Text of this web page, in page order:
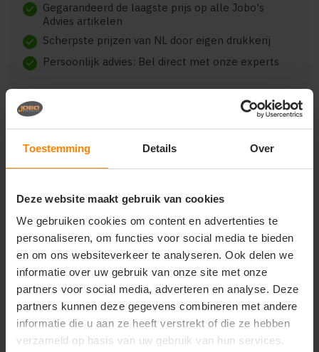
Toestemming Details Over
Deze website maakt gebruik van cookies
We gebruiken cookies om content en advertenties te
personaliseren, om functies voor social media te bieden
en om ons websiteverkeer te analyseren. Ook delen we
informatie over uw gebruik van onze site met onze
partners voor social media, adverteren en analyse. Deze
partners kunnen deze gegevens combineren met andere
informatie die u aan ze heeft verstrekt of die ze hebben
verzameld op basis van uw gebruik van hun services.
check Gegarandeerd de laagste prijs op alle Jobo's
Advies artikelen
check Scherpste prijzen van NL door eigen drukkerij
check Persoonlijk advies: Bel direct met onze experts
Beschrijving Reviews (0)
{"qty":23,"clr":"orange","szs":{"m":23},"prnts":
[{"pp":"Achterzijde","pt":"Bedrukking","ct":"E\u00e9n
kleur"}]}
Vragen? Neem contact
op met onze
klantenservice